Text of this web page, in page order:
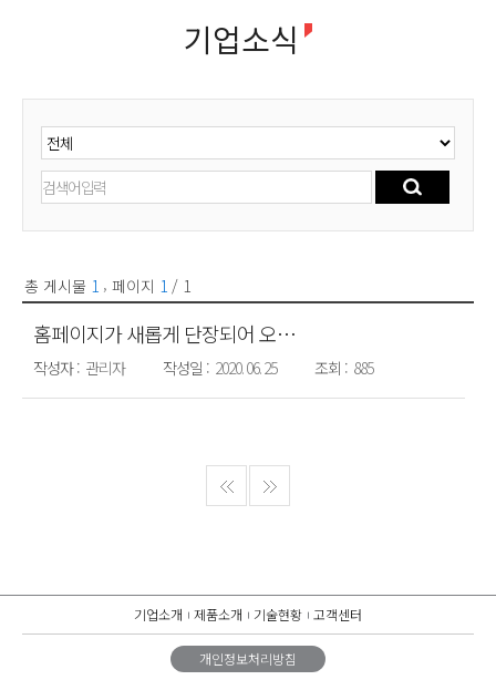
뉴스
고객지원
온라인 문의
기업소식
총 게시물 1 , 페이지 1 / 1
홈페이지가 새롭게 단장되어 오픈했습니다.
관리자 2020. 06. 25 885
기업소개 제품소개 기술현황 고객센터
개인정보처리방침